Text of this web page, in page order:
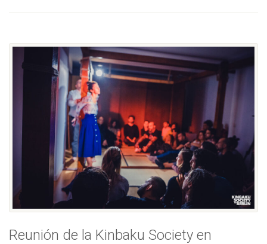
Reunión de la Kinbaku Society en